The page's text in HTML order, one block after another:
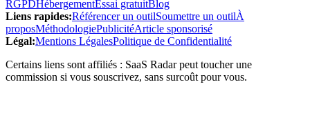
RGPDHébergementEssai gratuitBlog
Liens rapides:Référencer un outilSoumettre un outilÀ
proposMéthodologiePublicitéArticle sponsorisé
Légal:Mentions LégalesPolitique de Confidentialité
Certains liens sont affiliés : SaaS Radar peut toucher une
commission si vous souscrivez, sans surcoût pour vous.